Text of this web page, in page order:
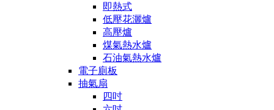
即熱式
低壓花灑爐
高壓爐
煤氣熱水爐
石油氣熱水爐
電子廁板
抽氣扇
四吋